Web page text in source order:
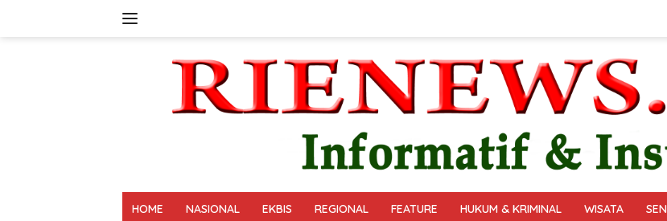
HOME NASIONAL EKBIS REGIONAL FEATURE HUKUM & KRIMINAL WISATA